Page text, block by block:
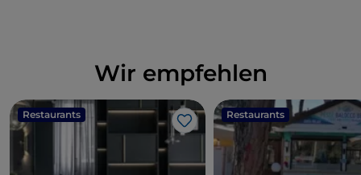
Wir empfehlen
Restaurants
Like
Restaurants